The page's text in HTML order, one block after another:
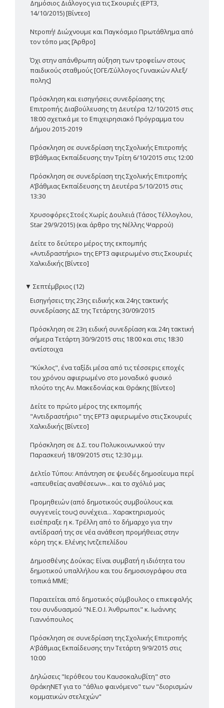
Δημόσιος Διάλογος για τις Σκουριές (ΕΡΤ3,
14/10/2015) [Βίντεο]
Ντροπή! Διώχνουμε και Παγκόσμιο Πρωτάθλημα από
τον τόπο μας [Άρθρο]
Όχι στην απάνθρωπη αύξηση των τροφείων στους
παιδικούς σταθμούς [ΟΓΕ/Σύλλογος Γυναικών Αλεξ/
πολης]
Πρόσκληση και εισηγήσεις συνεδρίασης της
Επιτροπής Διαβούλευσης τη Δευτέρα 12/10/2015 στις
18:00 σχετικά με το Επιχειρησιακό Πρόγραμμα του
Δήμου 2015-2019
Πρόσκληση σε συνεδρίαση της Σχολικής Επιτροπής
Β’βάθμιας Εκπαίδευσης την Τρίτη 6/10/2015 στις 12:00
Πρόσκληση σε συνεδρίαση της Σχολικής Επιτροπής
Α’βάθμιας Εκπαίδευσης τη Δευτέρα 5/10/2015 στις
13:30
Χρυσοφόρες Στοές Χωρίς Δουλειά (Τάσος Τέλλογλου,
Star 29/9/2015) (και άρθρο της Νέλλης Ψαρρού)
Δείτε το δεύτερο μέρος της εκπομπής
«Αντιδραστήριο» της ΕΡΤ3 αφιερωμένο στις Σκουριές
Χαλκιδικής [Βίντεο]
▼ Σεπτέμβριος (12)
Εισηγήσεις της 23ης ειδικής και 24ης τακτικής
συνεδρίασης ΔΣ της Τετάρτης 30/09/2015
Πρόσκληση σε 23η ειδική συνεδρίαση και 24η τακτική
σήμερα Τετάρτη 30/9/2015 στις 18:00 και στις 18:30
αντίστοιχα
"Κύκλος", ένα ταξίδι μέσα από τις τέσσερις εποχές
του χρόνου αφιερωμένο στο μοναδικό φυσικό
πλούτο της Αν. Μακεδονίας και Θράκης [Βίντεο]
Δείτε το πρώτο μέρος της εκπομπής
"Αντιδραστήριο" της ΕΡΤ3 αφιερωμένο στις Σκουριές
Χαλκιδικής [Βίντεο]
Πρόσκληση σε Δ.Σ. του Πολυκοινωνικού την
Παρασκευή 18/09/2015 στις 12:30 μ.μ.
Δελτίο Τύπου: Απάντηση σε ψευδές δημοσίευμα περί
«απευθείας αναθέσεων»... και το σχόλιό μας
Προμηθειών (από δημοτικούς συμβούλους και
συγγενείς τους) συνέχεια... Χαρακτηρισμούς
εισέπραξε η κ. Τρέλλη από το δήμαρχο για την
αντίδρασή της σε νέα ανάθεση προμήθειας στην
κόρη της κ. Ελένης Ιντζεπελίδου
Δημοσθένης Δούκας: Είναι συμβατή η ιδιότητα του
δημοτικού υπαλλήλου και του δημοσιογράφου στα
τοπικά ΜΜΕ;
Παραιτείται από δημοτικός σύμβουλος ο επικεφαλής
του συνδυασμού "Ν.Ε.Ο.Ι. Άνθρωποι" κ. Ιωάννης
Γιαννόπουλος
Πρόσκληση σε συνεδρίαση της Σχολικής Επιτροπής
Α'βάθμιας Εκπαίδευσης την Τετάρτη 9/9/2015 στις
10:00
Δηλώσεις "Ιερόθεου του Καυσοκαλυβίτη" στο
ΘράκηΝΕΤ για το "άθλιο φαινόμενο" των "διορισμών
κομματικών στελεχών"